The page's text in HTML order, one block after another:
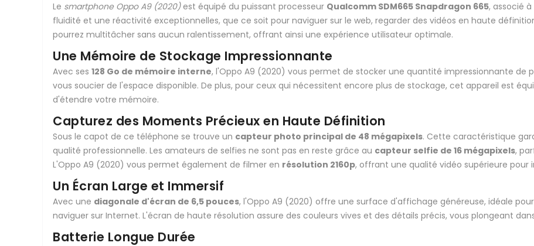
Le smartphone Oppo A9 (2020)est équipé du puissant processeur Qualcomm SDM665 Snapdragon 665, associé
fluidité et une réactivité exceptionnelles, que ce soit pour naviguer sur le web, regarder des vidéos en haute
pourrez multitâcher sans aucun ralentissement, offrant ainsi une expérience utilisateur optimale.
Une Mémoire de Stockage Impressionnante
Avec ses 128 Go de mémoire interne, l'Oppo A9 (2020) vous permet de stocker une quantité impressionnante de
vous soucier de l'espace disponible. De plus, pour ceux qui nécessitent encore plus de stockage, cet appareil est
d'étendre votre mémoire.
Capturez des Moments Précieux en Haute Définition
Sous le capot de ce téléphone se trouve un capteur photo principal de 48 mégapixels. Cette caractéristique
qualité professionnelle. Les amateurs de selfies ne sont pas en reste grâce au capteur selfie de 16 mégapixels,
L'Oppo A9 (2020) vous permet également de filmer en résolution 2160p, offrant une qualité vidéo supérieure
Un Écran Large et Immersif
Avec une diagonale d'écran de 6,5 pouces, l'Oppo A9 (2020) offre une surface d'affichage généreuse, idéale
naviguer sur Internet. L'écran de haute résolution assure des couleurs vives et des détails précis, vous plongeant
Batterie Longue Durée